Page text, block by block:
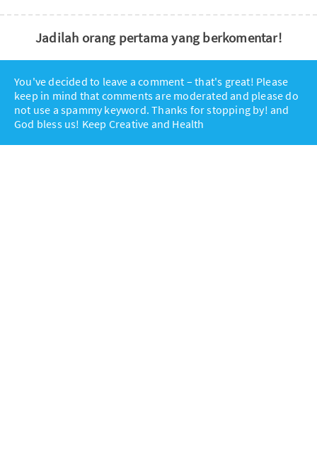
Jadilah orang pertama yang berkomentar!
You've decided to leave a comment – that's great! Please
keep in mind that comments are moderated and please do
not use a spammy keyword. Thanks for stopping by! and
God bless us! Keep Creative and Health